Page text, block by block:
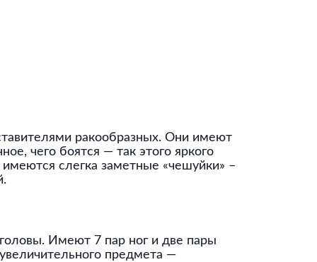
ракообразных. Они имеют
чего боятся — так этого яркого
слегка заметные «чешуйки» –
Имеют 7 пар ног и две пары
предмета —